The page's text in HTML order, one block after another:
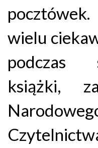
wielu
podczas
książki,